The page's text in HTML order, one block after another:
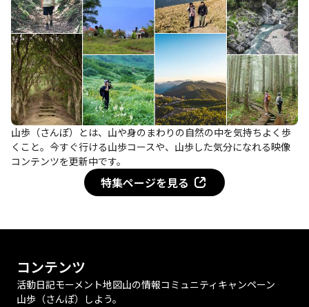
山歩（さんぽ）とは、山や身のまわりの自然の中を気持ちよく歩
くこと。今すぐ行ける山歩コースや、山歩した気分になれる映像
コンテンツを更新中です。
特集ページを見る
コンテンツ
活動日記モーメント地図山の情報コミュニティ キャンペーン
山歩（さんぽ）しよう。